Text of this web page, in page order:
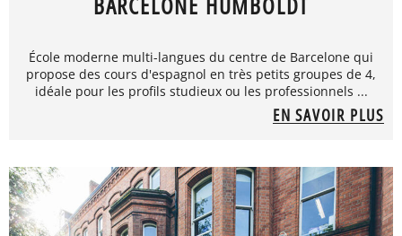
École moderne multi-langues du centre de Barcelone qui
propose des cours d'espagnol en très petits groupes de 4,
idéale pour les profils studieux ou les professionnels ...
EN SAVOIR PLUS